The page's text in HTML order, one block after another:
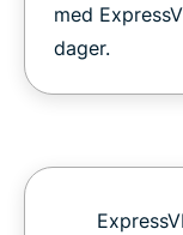
med
dager.